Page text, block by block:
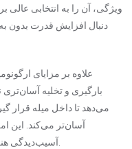
ویژگی، آن را به انتخابی عالی
دنبال افزایش قدرت بدون
علاوه بر مزایای
بارگیری و تخلیه آسان‌تری
می‌دهد تا داخل میله قرار
آسان‌تر می‌کند. این